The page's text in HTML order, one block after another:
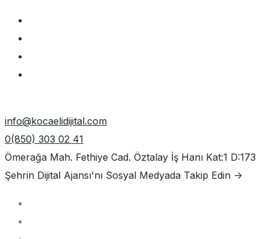
info@kocaelidijital.com
0(850) 303 02 41
Ömerağa Mah. Fethiye Cad. Öztalay İş Hanı Kat:1 D:173
Şehrin Dijital Ajansı'nı Sosyal Medyada Takip Edin ->